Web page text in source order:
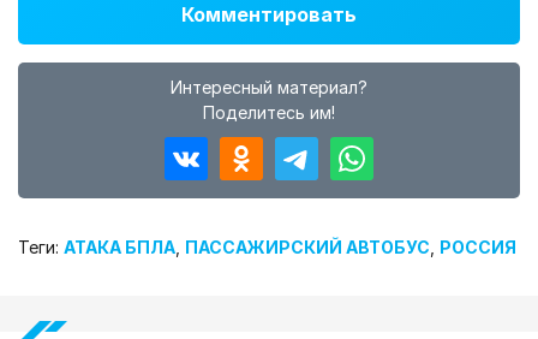
Комментировать
Интересный материал?
Поделитесь им!
Теги: АТАКА БПЛА, ПАССАЖИРСКИЙ АВТОБУС, РОССИЯ